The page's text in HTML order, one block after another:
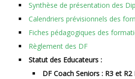
Synthèse de présentation des
Calendriers prévisionnels des
Fiches pédagogiques des
Règlement des DF
Statut des Educateurs :
DF Coach Seniors : R3 et R2